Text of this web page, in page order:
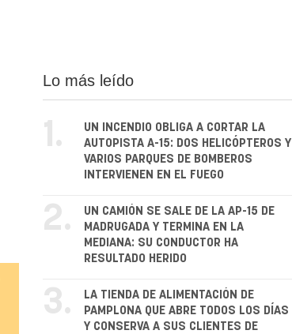
Lo más leído
1.
UN INCENDIO OBLIGA A CORTAR LA
AUTOPISTA A-15: DOS HELICÓPTEROS Y
VARIOS PARQUES DE BOMBEROS
INTERVIENEN EN EL FUEGO
2.
UN CAMIÓN SE SALE DE LA AP-15 DE
MADRUGADA Y TERMINA EN LA
MEDIANA: SU CONDUCTOR HA
RESULTADO HERIDO
3.
LA TIENDA DE ALIMENTACIÓN DE
PAMPLONA QUE ABRE TODOS LOS DÍAS
Y CONSERVA A SUS CLIENTES DE